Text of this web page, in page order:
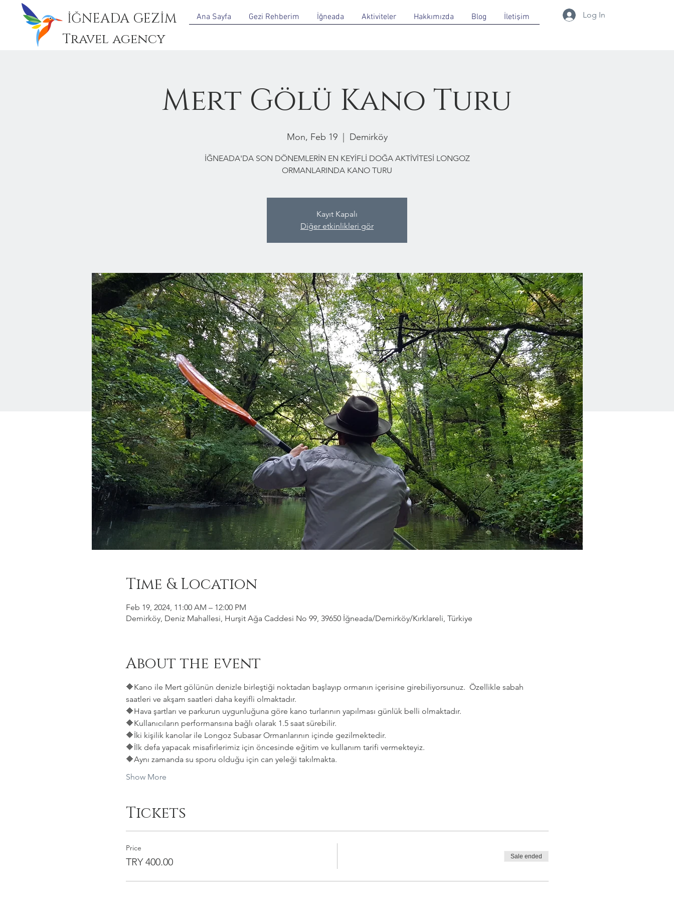
İĞNEADA GEZİM
Travel agency
Ana Sayfa Gezi Rehberim İğneada Aktiviteler Hakkımızda Blog İletişim Log In
Mert Gölü Kano Turu
Mon, Feb 19
  |
Demirköy
İĞNEADA'DA SON DÖNEMLERİN EN KEYİFLİ DOĞA AKTİVİTESİ LONGOZ
ORMANLARINDA KANO TURU
Kayıt Kapalı
Diğer etkinlikleri gör
Time & Location
Feb 19, 2024, 11:00 AM – 12:00 PM
Demirköy, Deniz Mahallesi, Hurşit Ağa Caddesi No 99, 39650 İğneada/Demirköy/Kırklareli, Türkiye
About the event
🔶️Kano ile Mert gölünün denizle birleştiği noktadan başlayıp ormanın içerisine girebiliyorsunuz.  Özellikle sabah
saatleri ve akşam saatleri daha keyifli olmaktadır.
🔶️Hava şartları ve parkurun uygunluğuna göre kano turlarının yapılması günlük belli olmaktadır.
🔶️Kullanıcıların performansına bağlı olarak 1.5 saat sürebilir.
🔶️İki kişilik kanolar ile Longoz Subasar Ormanlarının içinde gezilmektedir.
🔶️İlk defa yapacak misafirlerimiz için öncesinde eğitim ve kullanım tarifi vermekteyiz.
🔶️Aynı zamanda su sporu olduğu için can yeleği takılmakta.
Show More
Tickets
Price
TRY 400.00 Sale ended